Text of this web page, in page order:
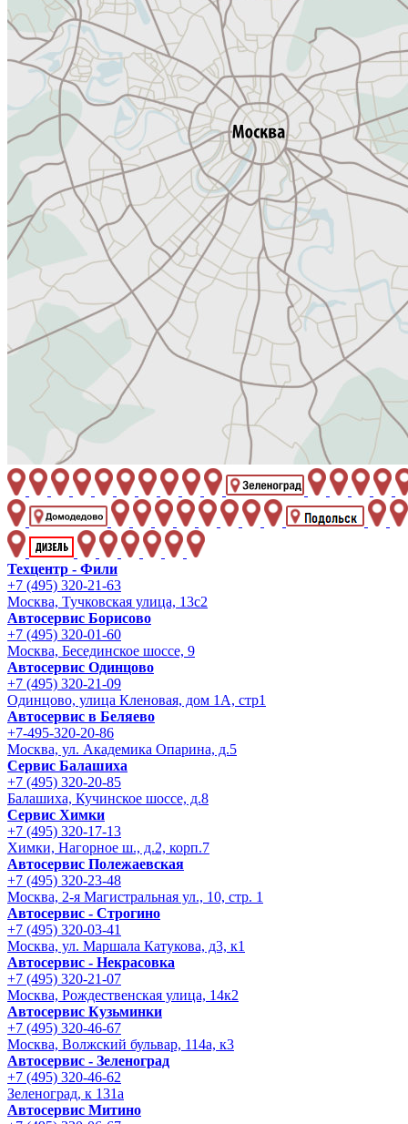
Техцентр - Фили
+7 (495) 320-21-63
Москва, Тучковская улица, 13с2
Автосервис Борисово
+7 (495) 320-01-60
Москва, Бесединское шоссе, 9
Автосервис Одинцово
+7 (495) 320-21-09
Одинцово, улица Кленовая, дом 1А, стр1
Автосервис в Беляево
+7-495-320-20-86
Москва, ул. Академика Опарина, д.5
Сервис Балашиха
+7 (495) 320-20-85
Балашиха, Кучинское шоссе, д.8
Сервис Химки
+7 (495) 320-17-13
Химки, Нагорное ш., д.2, корп.7
Автосервис Полежаевская
+7 (495) 320-23-48
Москва, 2-я Магистральная ул., 10, стр. 1
Автосервис - Строгино
+7 (495) 320-03-41
Москва, ул. Маршала Катукова, д3, к1
Автосервис - Некрасовка
+7 (495) 320-21-07
Москва, Рождественская улица, 14к2
Автосервис Кузьминки
+7 (495) 320-46-67
Москва, Волжский бульвар, 114а, к3
Автосервис - Зеленоград
+7 (495) 320-46-62
Зеленоград, к 131а
Автосервис Митино